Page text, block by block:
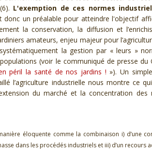
(6). L'exemption de ces normes
donc un préalable pour atteindre l'objectif
la conservation, la diffusion et
amateurs, enjeu majeur pour
la gestion par « leurs »
(voir le communiqué de presse du
péril la santé de nos jardins ! »).Un
l’agriculture industrielle nous montre ce
du marché et la concentration
éloquente comme la combinaison i) d’une
dans les procédés industriels et iii) d’un recours